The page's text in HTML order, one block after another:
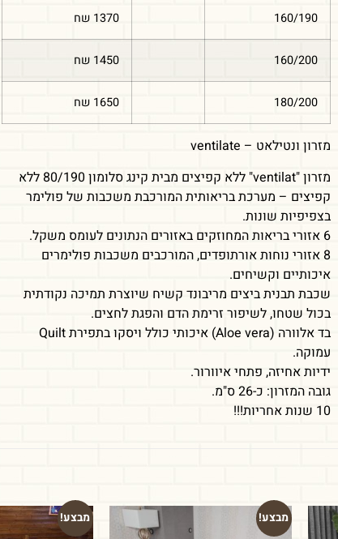
160/190 1370 שח
160/200 1450 שח
180/200 1650 שח
מזרון ונטילאט – ventilate
מזרון "ventilat" ללא קפיצים מבית קינג סלומון 80/190 ללא
קפיצים – מערכת בריאותית המורכבת משכבות של פולימר
בצפיפיות שונות.
6 אזורי בריאות המחוזקים באזורים הנתונים לעומס משקל.
8 אזורי נוחות אורתופדים, המורכבים משכבות פולימרים
איכותיים וקשיחים.
שכבת תבנית ביצים מריבונד קשיח שיוצרת תמיכה נקודתית
בכול שטחו, לשיפור זרימת הדם והפגת לחצים.
בד אלוורה (Aloe vera) איכותי כולל ויסקו בתפירת Quilt
עמוקה.
ידיות אחיזה, פתחי איוורור.
גובה המזרון: כ-26 ס"מ.
10 שנות אחריות!!!
מבצע! מבצע!